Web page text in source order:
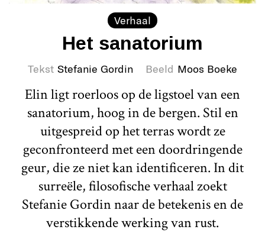
Verhaal
Het sanatorium
Tekst Stefanie Gordin Beeld Moos Boeke
Elin ligt roerloos op de ligstoel van een
sanatorium, hoog in de bergen. Stil en
uitgespreid op het terras wordt ze
geconfronteerd met een doordringende
geur, die ze niet kan identificeren. In dit
surreële, filosofische verhaal zoekt
Stefanie Gordin naar de betekenis en de
verstikkende werking van rust.